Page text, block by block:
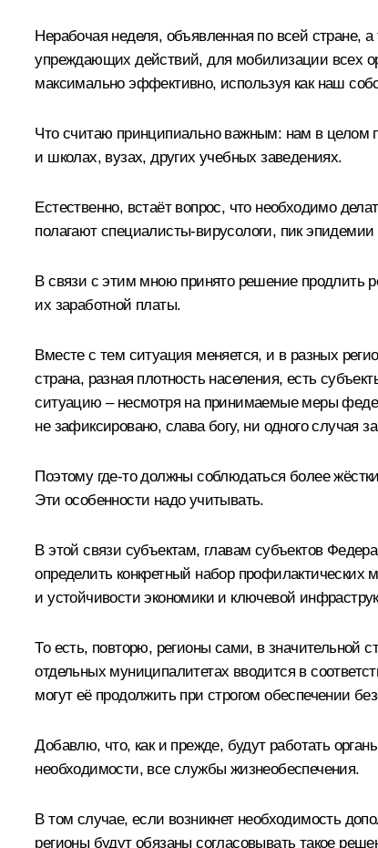
Нерабочая неделя, объявленная по всей стране,
упреждающих действий, для мобилизации всех
максимально эффективно, используя как наш
Что считаю принципиально важным: нам в целом
и школах, вузах, других учебных заведениях.
Естественно, встаёт вопрос, что необходимо
полагают специалисты-вирусологи, пик
В связи с этим мною принято решение продлить
их заработной платы.
Вместе с тем ситуация меняется, и в разных
страна, разная плотность населения, есть
ситуацию – несмотря на принимаемые меры
не зафиксировано, слава богу, ни одного случая
Поэтому где-то должны соблюдаться более
Эти особенности надо учитывать.
В этой связи субъектам, главам субъектов
определить конкретный набор профилактических
и устойчивости экономики и ключевой
То есть, повторю, регионы сами, в значительной
отдельных муниципалитетах вводится в
могут её продолжить при строгом обеспечении
Добавлю, что, как и прежде, будут работать
необходимости, все службы жизнеобеспечения.
В том случае, если возникнет необходимость
регионы будут обязаны согласовывать такое